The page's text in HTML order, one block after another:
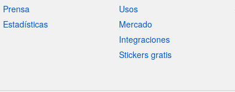
Prensa
Estadísticas
Usos
Mercado
Integraciones
Stickers gratis